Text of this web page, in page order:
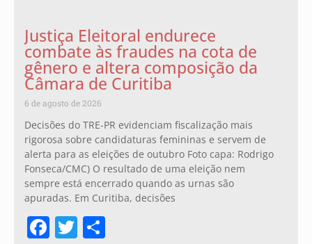
Justiça Eleitoral endurece
combate às fraudes na cota de
gênero e altera composição da
Câmara de Curitiba
6 de agosto de 2026
Decisões do TRE-PR evidenciam fiscalização mais
rigorosa sobre candidaturas femininas e servem de
alerta para as eleições de outubro Foto capa: Rodrigo
Fonseca/CMC) O resultado de uma eleição nem
sempre está encerrado quando as urnas são
apuradas. Em Curitiba, decisões
Facebook
Twitter